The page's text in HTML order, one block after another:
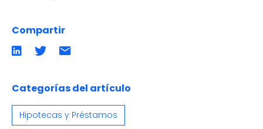
Compartir
Compartir
en
Compartir
en
Compartir
por
email
Categorías del artículo
Hipotecas y Préstamos